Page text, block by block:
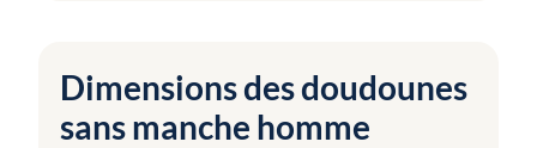
Dimensions des doudounes
sans manche homme